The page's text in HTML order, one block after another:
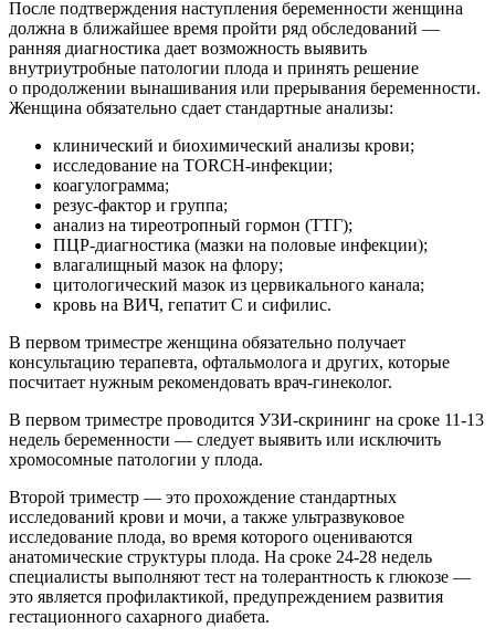
После подтверждения наступления беременности женщина
должна в ближайшее время пройти ряд обследований —
ранняя диагностика дает возможность выявить
внутриутробные патологии плода и принять решение
о продолжении вынашивания или прерывания беременности.
Женщина обязательно сдает стандартные анализы:
клинический и биохимический анализы крови;
исследование на TORCH-инфекции;
коагулограмма;
резус-фактор и группа;
анализ на тиреотропный гормон (ТТГ);
ПЦР-диагностика (мазки на половые инфекции);
влагалищный мазок на флору;
цитологический мазок из цервикального канала;
кровь на ВИЧ, гепатит С и сифилис.
В первом триместре женщина обязательно получает
консультацию терапевта, офтальмолога и других, которые
посчитает нужным рекомендовать врач-гинеколог.
В первом триместре проводится УЗИ-скрининг на сроке 11-13
недель беременности — следует выявить или исключить
хромосомные патологии у плода.
Второй триместр — это прохождение стандартных
исследований крови и мочи, а также ультразвуковое
исследование плода, во время которого оцениваются
анатомические структуры плода. На сроке 24-28 недель
специалисты выполняют тест на толерантность к глюкозе —
это является профилактикой, предупреждением развития
гестационного сахарного диабета.